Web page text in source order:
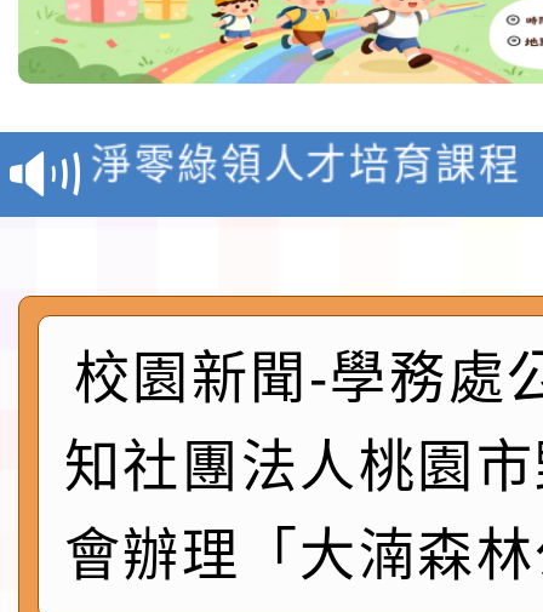
教育部校安中心白海豚
報
淨零綠領人才培育課程
檢送桃園市115學年度
及師生本土語及新住民
實施要點各1份
115年食農教育專業人
程
函轉國家通訊傳播委員
鎮韌性（防空）演習－
速演練執行計畫」
「115年金融知識線上
法」
第3次招考代課鐘點教
檢送「桃園市115學年
校園新聞-學務處
知社團法人桃園
會辦理「大湳森